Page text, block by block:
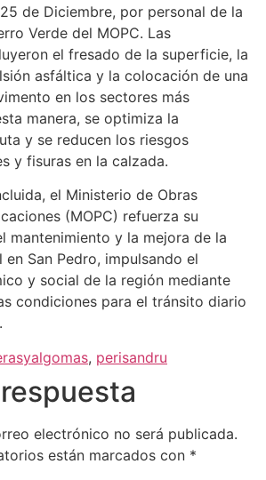
de Diciembre, por personal de la
Verde del MOPC. Las
el fresado de la superficie, la
asfáltica y la colocación de una
en los sectores más
manera, se optimiza la
y se reducen los riesgos
y fisuras en la calzada.
el Ministerio de Obras
(MOPC) refuerza su
mantenimiento y la mejora de la
San Pedro, impulsando el
y social de la región mediante
condiciones para el tránsito diario
, perisandru
electrónico no será publicada.
están marcados con *